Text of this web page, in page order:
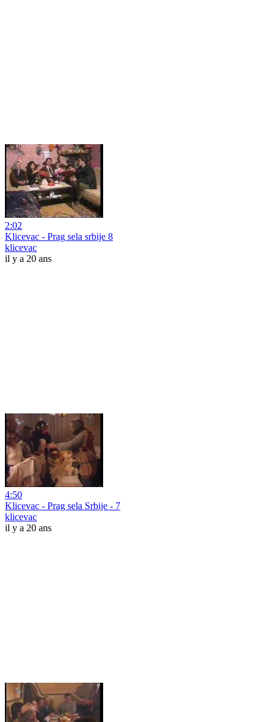
2:02
Klicevac - Prag sela srbije 8
klicevac
il y a 20 ans
4:50
Klicevac - Prag sela Srbije - 7
klicevac
il y a 20 ans